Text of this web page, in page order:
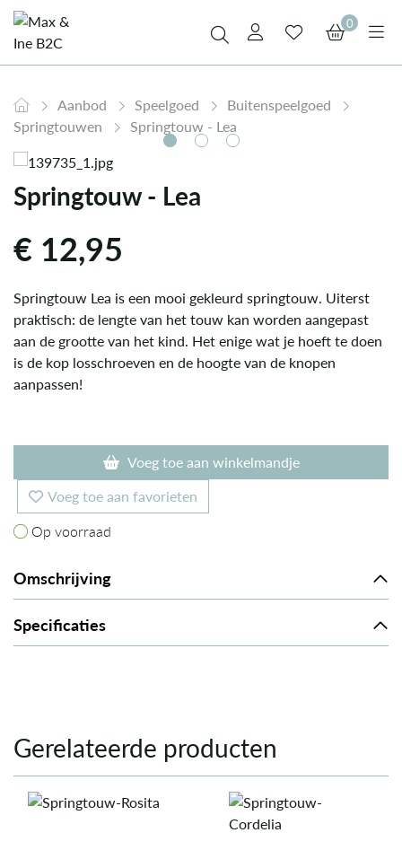
0
Aanbod Speelgoed
Buitenspeelgoed
Springtouwen
Springtouw - Lea
Springtouw - Lea
€ 12,95
Springtouw Lea is een mooi gekleurd springtouw. Uiterst
praktisch: de lengte van het touw kan worden aangepast
aan de grootte van het kind. Het enige wat je hoeft te doen
is de kop losschroeven en de hoogte van de knopen
aanpassen!
Voeg toe aan winkelmandje
Voeg toe aan favorieten
Op voorraad
Op voorraad
Omschrijving
Specificaties
Gerelateerde producten